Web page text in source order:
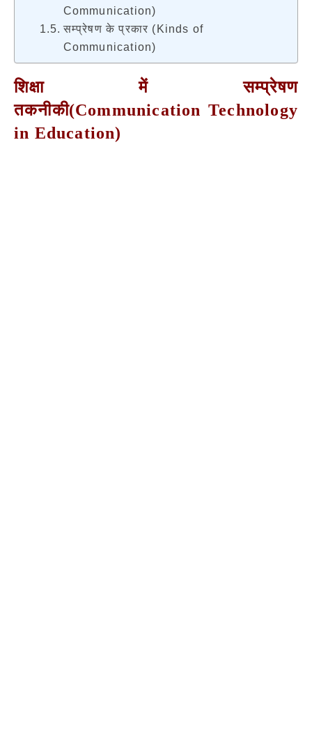
Communication)
सम्प्रेषण के प्रकार (Kinds of
Communication)
शिक्षा में सम्प्रेषण
तकनीकी(Communication Technology
in Education)